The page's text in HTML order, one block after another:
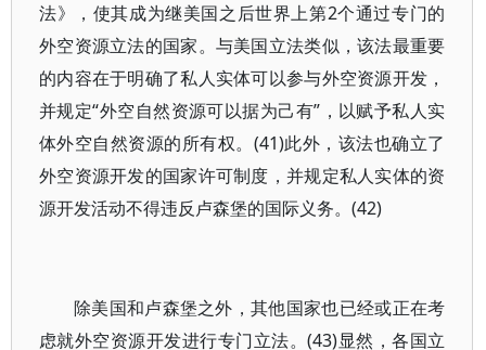
法》，使其成为继美国之后世界上第2个通过专门的
外空资源立法的国家。与美国立法类似，该法最重要
的内容在于明确了私人实体可以参与外空资源开发，
并规定“外空自然资源可以据为己有”，以赋予私人实
体外空自然资源的所有权。(41)此外，该法也确立了
外空资源开发的国家许可制度，并规定私人实体的资
源开发活动不得违反卢森堡的国际义务。(42)
除美国和卢森堡之外，其他国家也已经或正在考
虑就外空资源开发进行专门立法。(43)显然，各国立